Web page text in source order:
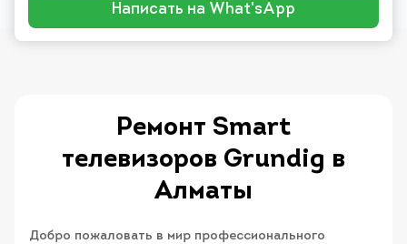
Написать на What'sApp
Ремонт Smart
телевизоров Grundig в
Алматы
Добро пожаловать в мир профессионального